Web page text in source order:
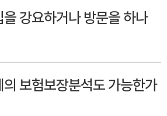
강요하거나 방문을 하나
의 보험보장분석도 가능한가